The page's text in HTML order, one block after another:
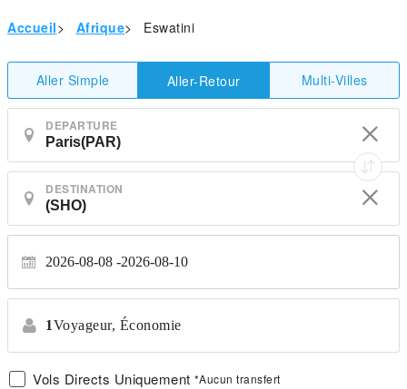
Accueil> Afrique> Eswatini
Aller Simple Aller-Retour Multi-Villes
DEPARTURE
DESTINATION
2026-08-08 2026-08-10
1Voyageur, Économie
Vols Directs Uniquement *Aucun transfert